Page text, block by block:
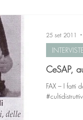
CeSAP,
FAX – I fatti
INTERVISTE
25 set 2011